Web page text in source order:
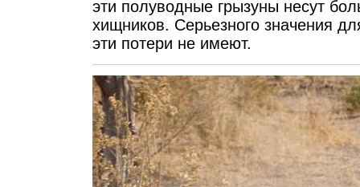
эти полуводные грызуны несут
хищников. Серьезного значения
эти потери не имеют.